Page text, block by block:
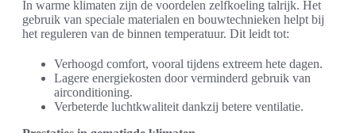
In warme klimaten zijn de voordelen zelfkoeling talrijk. Het
gebruik van speciale materialen en bouwtechnieken helpt bij
het reguleren van de binnen temperatuur. Dit leidt tot:
Verhoogd comfort, vooral tijdens extreem hete dagen.
Lagere energiekosten door verminderd gebruik van
airconditioning.
Verbeterde luchtkwaliteit dankzij betere ventilatie.